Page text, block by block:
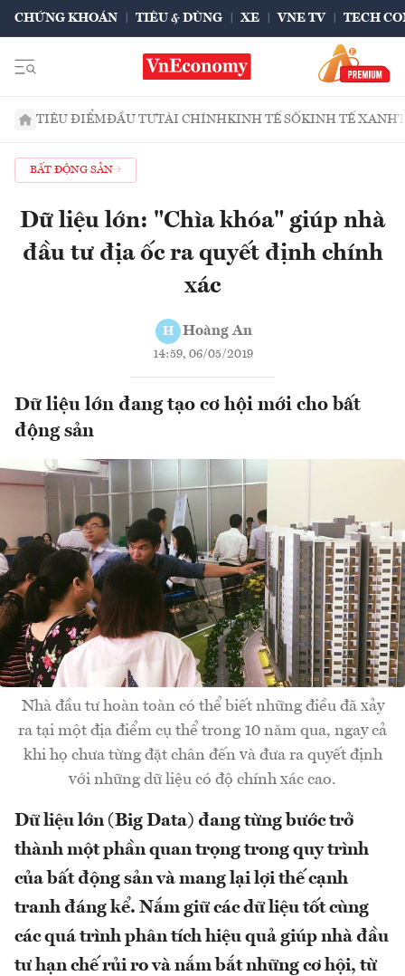
CHỨNG KHOÁN TIÊU & DÙNG XE VNE TV TECH
TIÊU ĐIỂMĐẦU TƯTÀI CHÍNHKINH TẾ SỐKINH TẾ XANH
BẤT ĐỘNG SẢN
Dữ liệu lớn: "Chìa khóa" giúp nhà
đầu tư địa ốc ra quyết định chính
xác
H Hoàng An
14:59, 06/05/2019
Dữ liệu lớn đang tạo cơ hội mới cho bất
động sản
Nhà đầu tư hoàn toàn có thể biết những điều đã xảy
ra tại một địa điểm cụ thể trong 10 năm qua, ngay cả
khi họ chưa từng đặt chân đến và đưa ra quyết định
với những dữ liệu có độ chính xác cao.
Dữ liệu lớn (Big Data) đang từng bước trở
thành một phần quan trọng trong quy trình
của bất động sản và mang lại lợi thế cạnh
tranh đáng kể. Nắm giữ các dữ liệu tốt cùng
các quá trình phân tích hiệu quả giúp nhà đầu
tư hạn chế rủi ro và nắm bắt những cơ hội, từ